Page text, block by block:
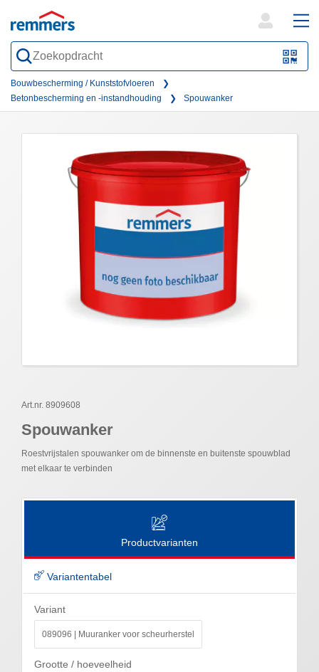
QR-
form
Bouwbescherming / Kunststofvloeren
Betonbescherming en -instandhouding
Spouwanker
Art.nr. 8909608
Spouwanker
Roestvrijstalen spouwanker om de binnenste en buitenste spouwblad
met elkaar te verbinden
Productvarianten
Variantentabel
Variant
089096 | Muuranker voor scheurherstel
Grootte / hoeveelheid